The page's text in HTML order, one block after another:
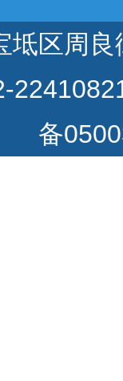
坻区周
备